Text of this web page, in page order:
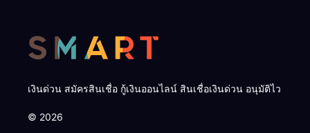
เงินด่วน สมัครสินเชื่อ กู้เงินออนไลน์ สินเชื่อเงินด่วน อนุมัติไว
© 2026